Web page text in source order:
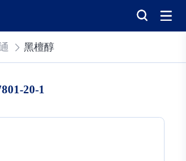
黑檀醇
20-1